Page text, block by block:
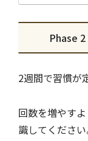
Phase
2週間で習慣が
回数を増やすよ
識してください